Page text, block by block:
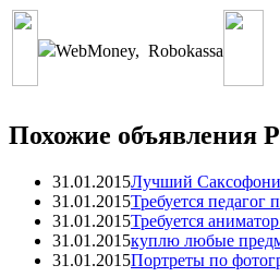
WebMoney, Robokassa
Похожие объявления
31.01.2015Лучший
31.01.2015Требуется педагог
31.01.2015Требуется
31.01.2015куплю любые
31.01.2015Портреты по